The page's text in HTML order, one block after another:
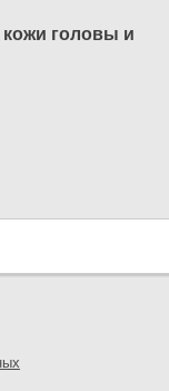
головы и